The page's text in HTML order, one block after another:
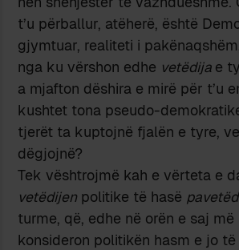
t’u përballur, atëherë, është
gjymtuar, realiteti i
nga ku vërshon edhe vetëdija e
a mjafton dëshira e mirë për t’u
kushtet tona pseudo-
tjerët ta kuptojnë fjalën e tyre,
dëgjojnë?
Tek vështrojmë kah e vërteta e
vetëdijen politike të hasë
turme, që, edhe në orën e saj
konsideron politikën hasm e jo